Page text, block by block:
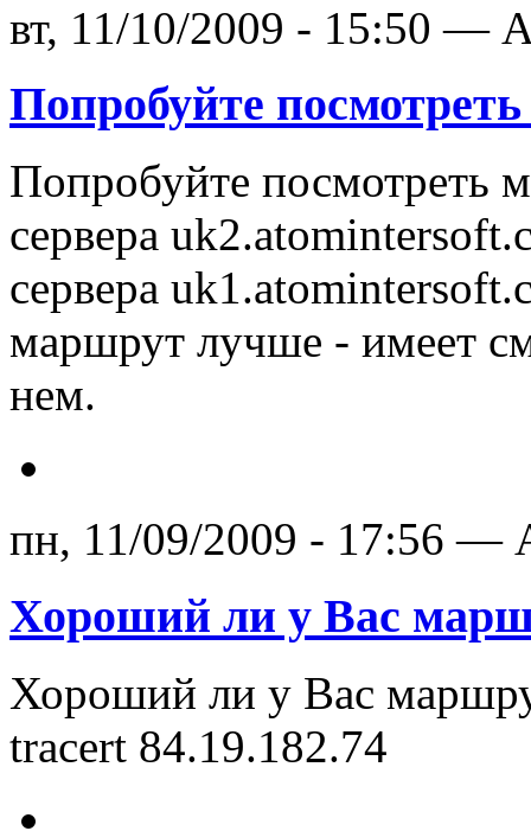
вт, 11/10/2009 - 15:50 —
Попробуйте
Попробуйте посмотреть
сервера
сервера
маршрут лучше - имеет
нем.
пн, 11/09/2009 - 17:56 —
Хороший ли у Вас
Хороший ли у Вас
tracert 84.19.182.74